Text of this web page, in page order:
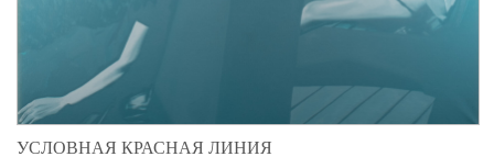
УСЛОВНАЯ КРАСНАЯ ЛИНИЯ